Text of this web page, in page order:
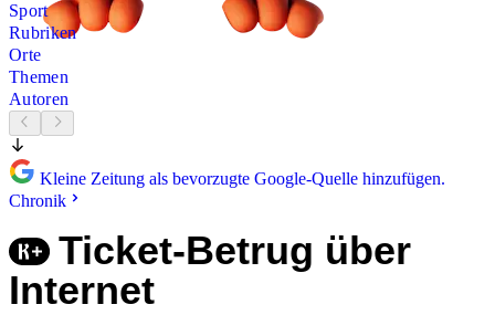
Sport
Rubriken
Orte
Themen
Autoren
Kleine Zeitung als bevorzugte Google-Quelle hinzufügen.
Chronik
Ticket-Betrug über
Internet